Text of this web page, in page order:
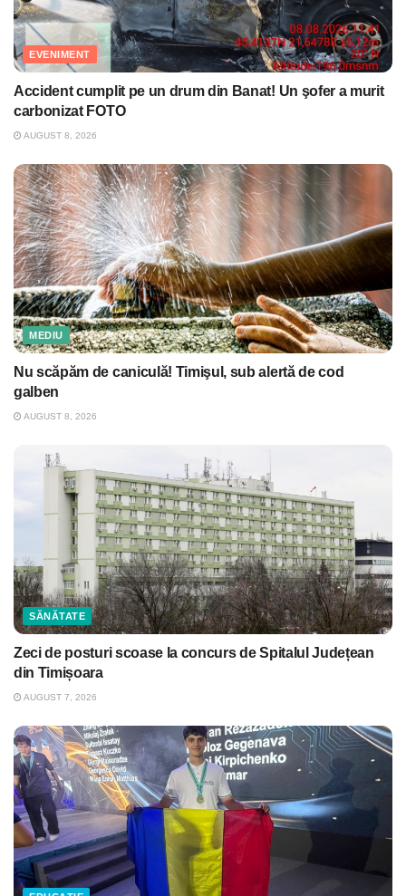
EVENIMENT
Accident cumplit pe un drum din Banat! Un şofer a murit
carbonizat FOTO
AUGUST 8, 2026
MEDIU
Nu scăpăm de caniculă! Timişul, sub alertă de cod
galben
AUGUST 8, 2026
SĂNĂTATE
Zeci de posturi scoase la concurs de Spitalul Județean
din Timișoara
AUGUST 7, 2026